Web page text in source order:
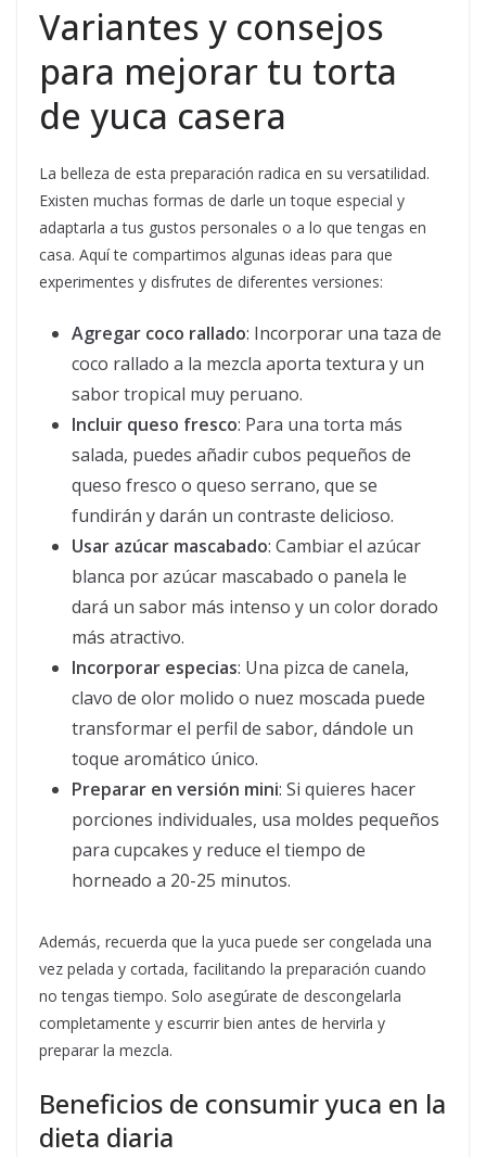
Variantes y consejos
para mejorar tu torta
de yuca casera
La belleza de esta preparación radica en su versatilidad.
Existen muchas formas de darle un toque especial y
adaptarla a tus gustos personales o a lo que tengas en
casa. Aquí te compartimos algunas ideas para que
experimentes y disfrutes de diferentes versiones:
Agregar coco rallado: Incorporar una taza de
coco rallado a la mezcla aporta textura y un
sabor tropical muy peruano.
Incluir queso fresco: Para una torta más
salada, puedes añadir cubos pequeños de
queso fresco o queso serrano, que se
fundirán y darán un contraste delicioso.
Usar azúcar mascabado: Cambiar el azúcar
blanca por azúcar mascabado o panela le
dará un sabor más intenso y un color dorado
más atractivo.
Incorporar especias: Una pizca de canela,
clavo de olor molido o nuez moscada puede
transformar el perfil de sabor, dándole un
toque aromático único.
Preparar en versión mini: Si quieres hacer
porciones individuales, usa moldes pequeños
para cupcakes y reduce el tiempo de
horneado a 20-25 minutos.
Además, recuerda que la yuca puede ser congelada una
vez pelada y cortada, facilitando la preparación cuando
no tengas tiempo. Solo asegúrate de descongelarla
completamente y escurrir bien antes de hervirla y
preparar la mezcla.
Beneficios de consumir yuca en la
dieta diaria